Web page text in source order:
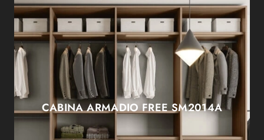
CABINA ARMADIO FREE SM2014A